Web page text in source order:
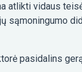
atlikti vidaus
sąmoningumo
pasidalins